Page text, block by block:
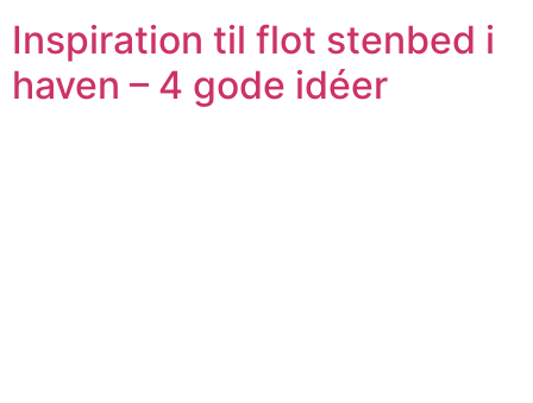
Inspiration til flot stenbed i
haven – 4 gode idéer